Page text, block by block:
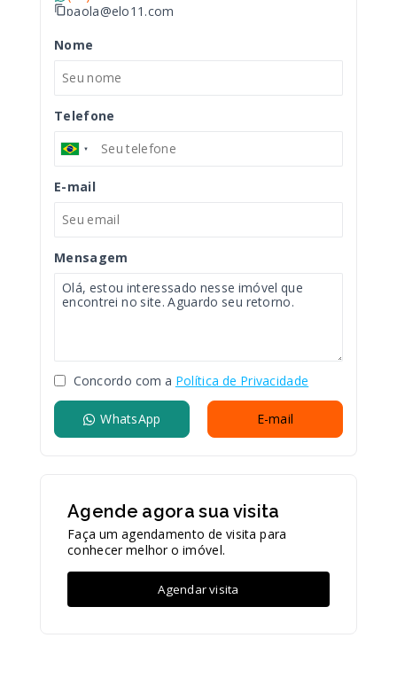
paola@elo11.com
Nome
Telefone
E-mail
Mensagem
Concordo com a Política de Privacidade
WhatsApp E-mail
Agende agora sua visita
Faça um agendamento de visita para
conhecer melhor o imóvel.
Agendar visita